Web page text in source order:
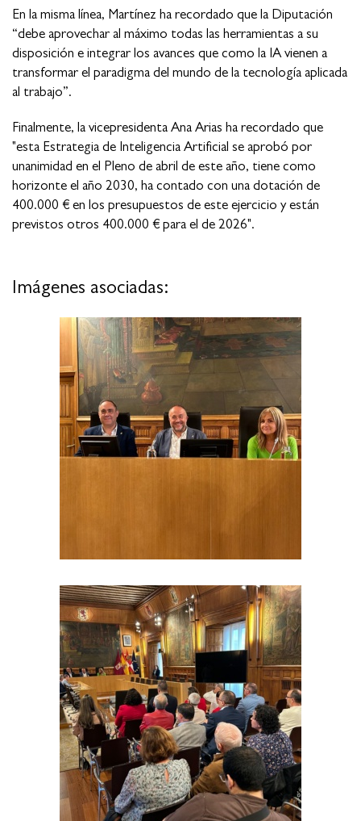
En la misma línea, Martínez ha recordado que la Diputación
“debe aprovechar al máximo todas las herramientas a su
disposición e integrar los avances que como la IA vienen a
transformar el paradigma del mundo de la tecnología aplicada
al trabajo”.
Finalmente, la vicepresidenta Ana Arias ha recordado que
"esta Estrategia de Inteligencia Artificial se aprobó por
unanimidad en el Pleno de abril de este año, tiene como
horizonte el año 2030, ha contado con una dotación de
400.000 € en los presupuestos de este ejercicio y están
previstos otros 400.000 € para el de 2026".
Imágenes asociadas: